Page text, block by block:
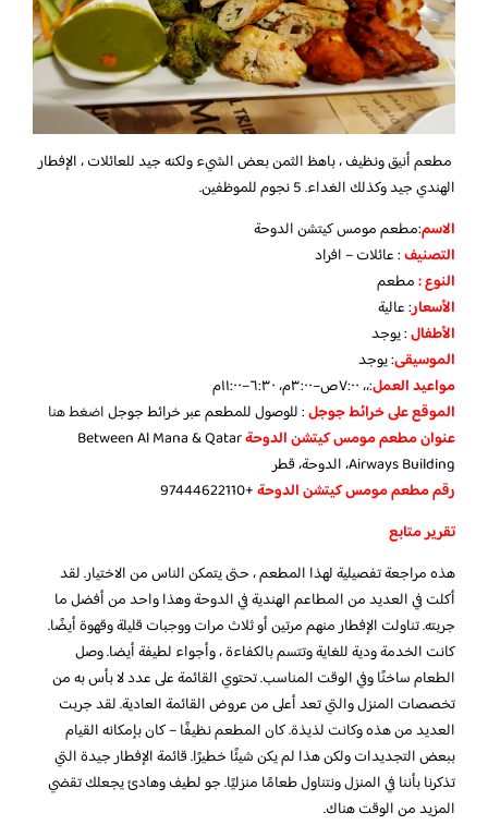
مطعم أنيق ونظيف ، باهظ الثمن بعض الشيء ولكنه جيد للعائلات ، الإفطار
الهندي جيد وكذلك الغداء. 5 نجوم للموظفين.
الاسم:مطعم مومس كيتشن الدوحة
التصنيف: عائلات – افراد
النوع :مطعم
الأسعار:عالية
الأطفال:يوجد
الموسيقى:يوجد
مواعيد العمل:،، ٧:٠٠ص–٣:٠٠م، ٦:٣٠–١١:٠٠م
الموقع على خرائط جوجل: للوصول للمطعم عبر خرائط جوجلاضغط هنا
عنوان مطعم مومس كيتشن الدوحةBetween Al Mana & Qatar
Airways Building، الدوحة، قطر
رقم مطعم مومس كيتشن الدوحة+97444622110
تقرير متابع
هذه مراجعة تفصيلية لهذا المطعم ، حتى يتمكن الناس من الاختيار. لقد
أكلت في العديد من المطاعم الهندية في الدوحة وهذا واحد من أفضل ما
جربته. تناولت الإفطار منهم مرتين أو ثلاث مرات ووجبات قليلة وقهوة أيضًا.
كانت الخدمة ودية للغاية وتتسم بالكفاءة ، وأجواء لطيفة أيضا. وصل
الطعام ساخنًا وفي الوقت المناسب. تحتوي القائمة على عدد لا بأس به من
تخصصات المنزل والتي تعد أعلى من عروض القائمة العادية. لقد جربت
العديد من هذه وكانت لذيذة. كان المطعم نظيفًا – كان بإمكانه القيام
ببعض التجديدات ولكن هذا لم يكن شيئًا خطيرًا. قائمة الإفطار جيدة التي
تذكرنا بأننا في المنزل ونتناول طعامًا منزليًا. جو لطيف وهادئ يجعلك تقضي
المزيد من الوقت هناك.